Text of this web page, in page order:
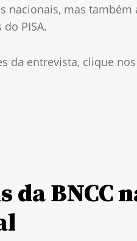
nacionais, mas também
PISA.
da entrevista, clique
da BNCC